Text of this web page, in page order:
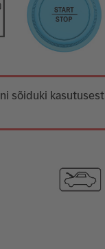
sõiduki kasutusest